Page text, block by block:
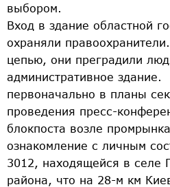
выбором.
Вход в здание областной
охраняли
цепью, они преградили
административное здание.
первоначально в планы
проведения пресс-
блокпоста возле
ознакомление с личным
3012, находящейся в селе
района, что на 28-м км